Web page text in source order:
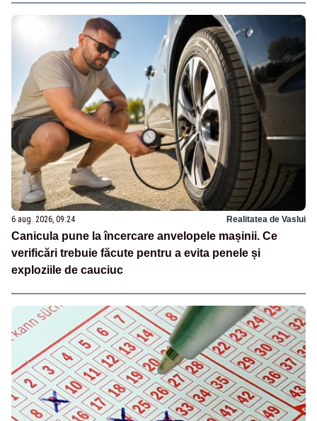
6 aug. 2026, 09:24 Realitatea de Vaslui
Canicula pune la încercare anvelopele mașinii. Ce
verificări trebuie făcute pentru a evita penele și
exploziile de cauciuc